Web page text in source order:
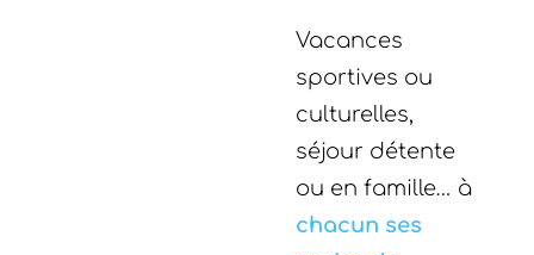
Vacances
sportives ou
culturelles,
séjour détente
ou en famille… à
chacun ses